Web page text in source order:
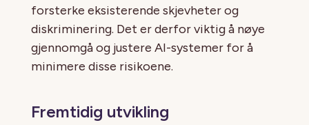
forsterke eksisterende skjevheter og
diskriminering. Det er derfor viktig å nøye
gjennomgå og justere AI-systemer for å
minimere disse risikoene.
Fremtidig utvikling